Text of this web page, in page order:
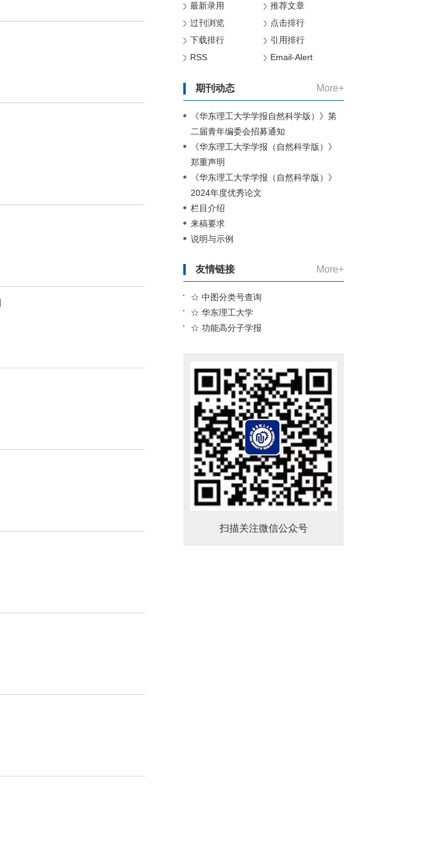
最新录用
过刊浏览
下载排行
RSS
推荐文章
点击排行
引用排行
Email-Alert
期刊动态 More+
《华东理工大学学报自然科学版）》第
二届青年编委会招募通知
《华东理工大学学报（自然科学版）》
郑重声明
《华东理工大学学报（自然科学版）》
2024年度优秀论文
栏目介绍
来稿要求
说明与示例
友情链接 More+
☆ 中图分类号查询
☆ 华东理工大学
☆ 功能高分子学报
扫描关注微信公众号